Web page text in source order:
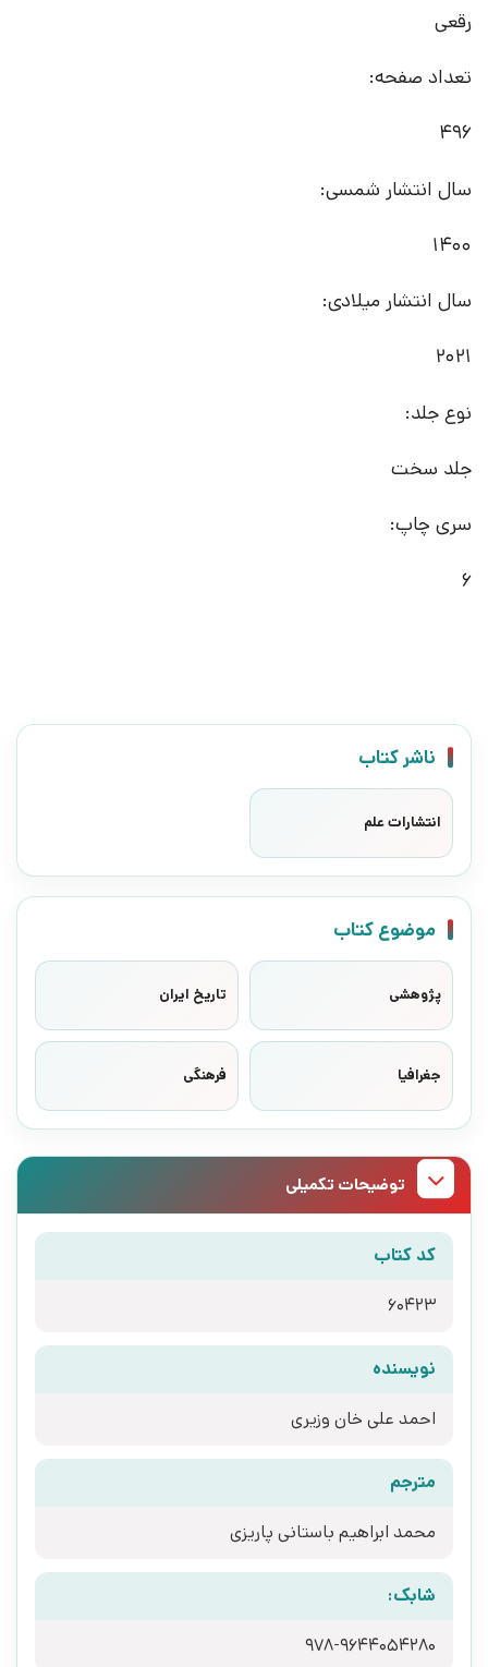
رقعی
تعداد صفحه:
496
سال انتشار شمسی:
1400
سال انتشار میلادی:
2021
نوع جلد:
جلد سخت
سری چاپ:
6
ناشر کتاب
انتشارات علم
موضوع کتاب
پژوهشی تاریخ ایران
جغرافیا فرهنگی
توضیحات تکمیلی
کد کتاب
60423
نویسنده
احمد علی خان وزیری
مترجم
محمد ابراهیم باستانی پاریزی
شابک:
978-9644054280